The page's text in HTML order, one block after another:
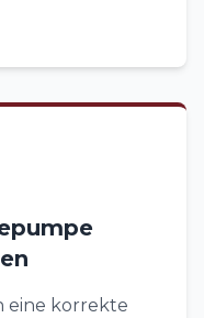
eine korrekte